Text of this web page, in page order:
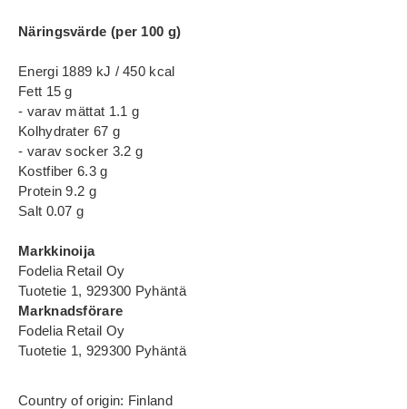
Näringsvärde (per 100 g)
Energi 1889 kJ / 450 kcal
Fett 15 g
- varav mättat 1.1 g
Kolhydrater 67 g
- varav socker 3.2 g
Kostfiber 6.3 g
Protein 9.2 g
Salt 0.07 g
Markkinoija
Fodelia Retail Oy
Tuotetie 1, 929300 Pyhäntä
Marknadsförare
Fodelia Retail Oy
Tuotetie 1, 929300 Pyhäntä
Country of origin: Finland